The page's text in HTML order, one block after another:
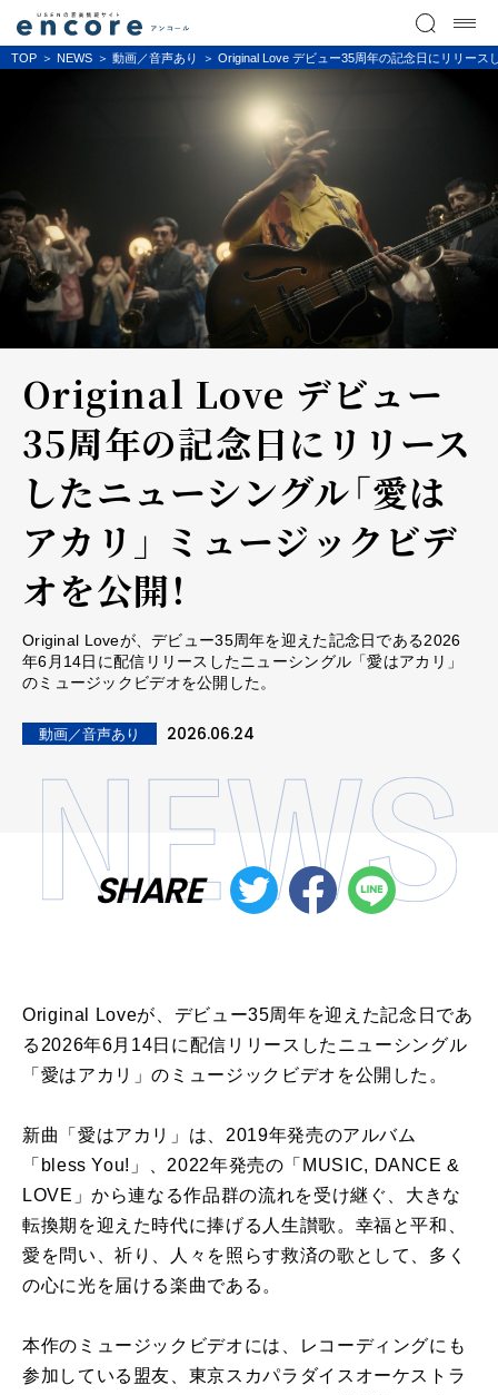
TOP NEWS 動画／音声あり Original Love デビュー35周年の記念日にリリー
Original Love デビュー
35周年の記念日にリリース
したニューシングル「愛は
アカリ」 ミュージックビデ
オを公開！
Original Loveが、デビュー35周年を迎えた記念日である2026
年6月14日に配信リリースしたニューシングル「愛はアカリ」
のミュージックビデオを公開した。
動画／音声あり 2026.06.24
SHARE
Original Loveが、デビュー35周年を迎えた記念日であ
る2026年6月14日に配信リリースしたニューシングル
「愛はアカリ」のミュージックビデオを公開した。
新曲「愛はアカリ」は、2019年発売のアルバム
「bless You!」、2022年発売の「MUSIC, DANCE &
LOVE」から連なる作品群の流れを受け継ぐ、大きな
転換期を迎えた時代に捧げる人生讃歌。幸福と平和、
愛を問い、祈り、人々を照らす救済の歌として、多く
の心に光を届ける楽曲である。
本作のミュージックビデオには、レコーディングにも
参加している盟友、東京スカパラダイスオーケストラ